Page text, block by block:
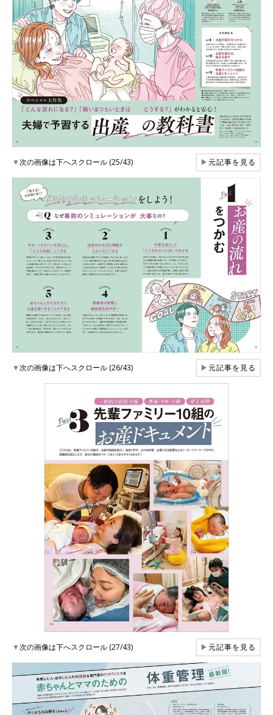
▼次の画像は下へスクロール (25/43) ▶元記事を見る
▼次の画像は下へスクロール (26/43) ▶元記事を見る
▼次の画像は下へスクロール (27/43) ▶元記事を見る